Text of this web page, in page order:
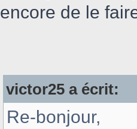
encore de le
victor25 a écrit:
Re-bonjour,